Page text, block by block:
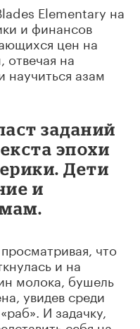
Elementary на
и финансов
цен на
отвечая на
азам
заданий
эпохи
Дети
и
что
и на
молока, бушель
увидев среди
И задачку,